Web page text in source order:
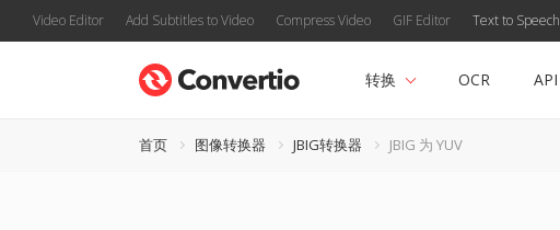
Video Editor Add Subtitles to Video Compress Video GIF Editor Text to Speech
转换 OCR API
首页 图像转换器 JBIG转换器 JBIG 为 YUV